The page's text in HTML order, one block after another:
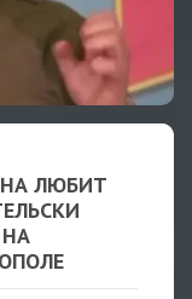
ЛЮБИТ